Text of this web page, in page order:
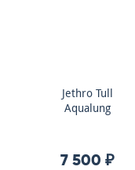
Jethro Tull
Aqualung
7 500 ₽